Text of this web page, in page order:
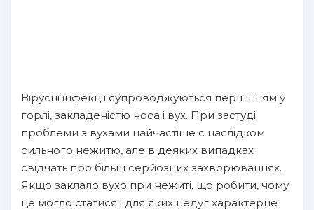
Вірусні інфекції супроводжуються першінням у
горлі, закладеністю носа і вух. При застуді
проблеми з вухами найчастіше є наслідком
сильного нежитю, але в деяких випадках
свідчать про більш серйозних захворюваннях.
Якщо заклало вухо при нежиті, що робити, чому
це могло статися і для яких недуг характерне